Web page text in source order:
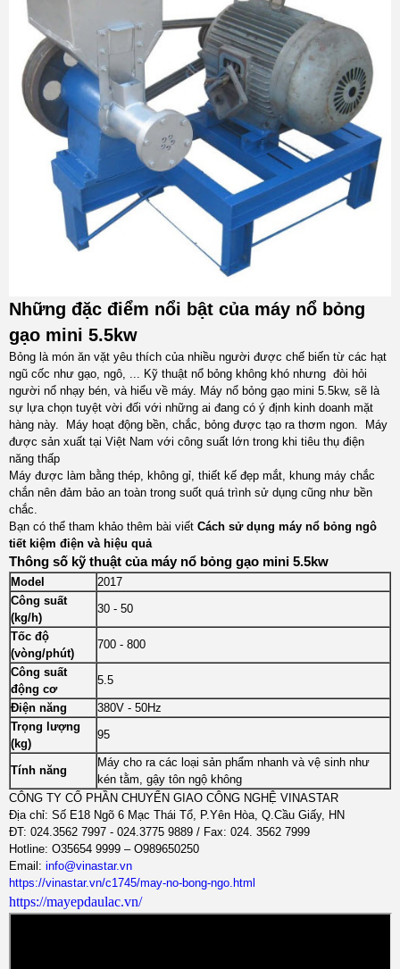
Những đặc điểm nổi bật của máy nổ bỏng
gạo mini 5.5kw
Bỏng là món ăn vặt yêu thích của nhiều người được chế biến từ các hạt
ngũ cốc như gạo, ngô, ... Kỹ thuật nổ bỏng không khó nhưng đòi hỏi
người nổ nhạy bén, và hiểu về máy. Máy nổ bỏng gạo mini 5.5kw, sẽ là
sự lựa chọn tuyệt vời đối với những ai đang có ý định kinh doanh mặt
hàng này. Máy hoạt động bền, chắc, bỏng được tạo ra thơm ngon. Máy
được sản xuất tại Việt Nam với công suất lớn trong khi tiêu thụ điện
năng thấp
Máy được làm bằng thép, không gỉ, thiết kế đẹp mắt, khung máy chắc
chắn nên đảm bảo an toàn trong suốt quá trình sử dụng cũng như bền
chắc.
Bạn có thể tham khảo thêm bài viết Cách sử dụng máy nổ bỏng ngô
tiết kiệm điện và hiệu quả
Thông số kỹ thuật của máy nổ bỏng gạo mini 5.5kw
Model
2017
Công suất
(kg/h)
30 - 50
Tốc độ
(vòng/phút)
700 - 800
Công suất
động cơ
5.5
Điện năng
380V - 50Hz
Trọng lượng
(kg)
95
Tính năng
Máy cho ra các loại sản phẩm nhanh và vệ sinh như
kén tằm, gậy tôn ngộ không
CÔNG TY CỔ PHẦN CHUYỂN GIAO CÔNG NGHỆ VINASTAR
Địa chỉ: Số E18 Ngõ 6 Mạc Thái Tổ, P.Yên Hòa, Q.Cầu Giấy, HN
ĐT: 024.3562 7997 - 024.3775 9889 / Fax: 024. 3562 7999
Hotline: O35654 9999 – O989650250
Email: info@vinastar.vn
https://vinastar.vn/c1745/may-no-bong-ngo.html
https://mayepdaulac.vn/